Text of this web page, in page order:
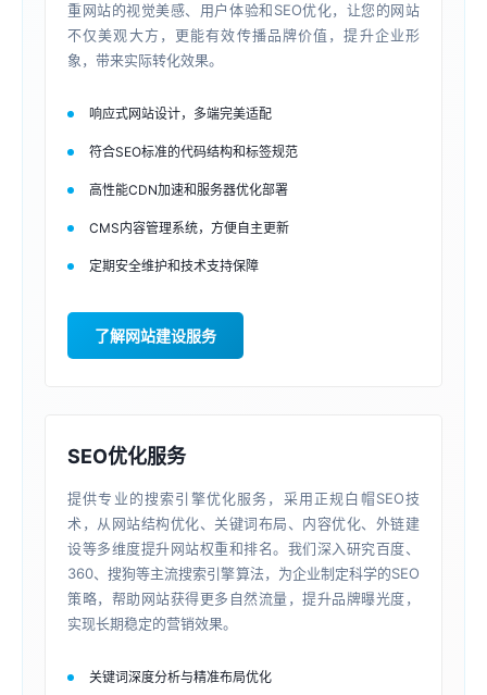
重网站的视觉美感、用户体验和SEO优化，让您的网站
不仅美观大方，更能有效传播品牌价值，提升企业形
象，带来实际转化效果。
响应式网站设计，多端完美适配
符合SEO标准的代码结构和标签规范
高性能CDN加速和服务器优化部署
CMS内容管理系统，方便自主更新
定期安全维护和技术支持保障
了解网站建设服务
SEO优化服务
提供专业的搜索引擎优化服务，采用正规白帽SEO技
术，从网站结构优化、关键词布局、内容优化、外链建
设等多维度提升网站权重和排名。我们深入研究百度、
360、搜狗等主流搜索引擎算法，为企业制定科学的SEO
策略，帮助网站获得更多自然流量，提升品牌曝光度，
实现长期稳定的营销效果。
关键词深度分析与精准布局优化